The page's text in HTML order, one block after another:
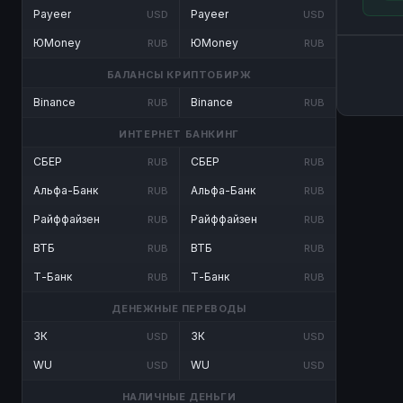
Payeer USD
ЮMoney RUB
Payeer USD
ЮMoney RUB
БАЛАНСЫ КРИПТОБИРЖ
Binance RUB Binance RUB
ИНТЕРНЕТ БАНКИНГ
СБЕР RUB
Альфа-Банк RUB
Райффайзен RUB
ВТБ RUB
Т-Банк RUB
СБЕР RUB
Альфа-Банк RUB
Райффайзен RUB
ВТБ RUB
Т-Банк RUB
ДЕНЕЖНЫЕ ПЕРЕВОДЫ
ЗК USD
WU USD
ЗК USD
WU USD
НАЛИЧНЫЕ ДЕНЬГИ